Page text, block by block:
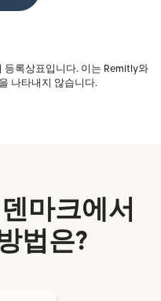
등록상표입니다. 이는 Remitly와
나타내지 않습니다.
마크에서
법은?